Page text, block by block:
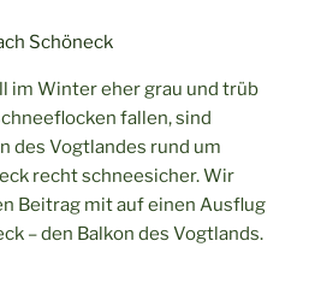
im Winter eher grau und trüb
fallen, sind
des Vogtlandes rund um
recht schneesicher. Wir
Beitrag mit auf einen Ausflug
– den Balkon des Vogtlands.